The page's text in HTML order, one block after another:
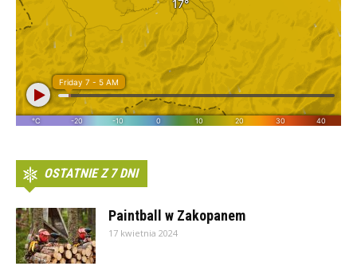
OSTATNIE Z 7 DNI
Paintball w Zakopanem
17 kwietnia 2024